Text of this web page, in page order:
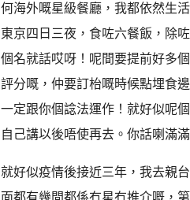
何海外嘅星級餐廳，我都依然生
東京四日三夜，食咗六餐飯，除
個名就話哎呀！呢間要提前好多
評分嘅，仲要訂枱嘅時候點埋食
一定跟你個諗法運作！就好似呢
自己講以後唔使再去。你話喇滿
就好似疫情後接近三年，我去親